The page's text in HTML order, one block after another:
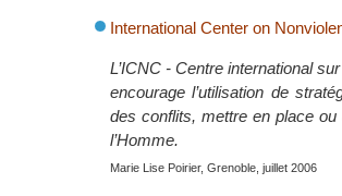
International Center on
L’ICNC - Centre international
encourage l’utilisation de
des conflits, mettre en place
l’Homme.
Marie Lise Poirier, Grenoble, juillet 2006